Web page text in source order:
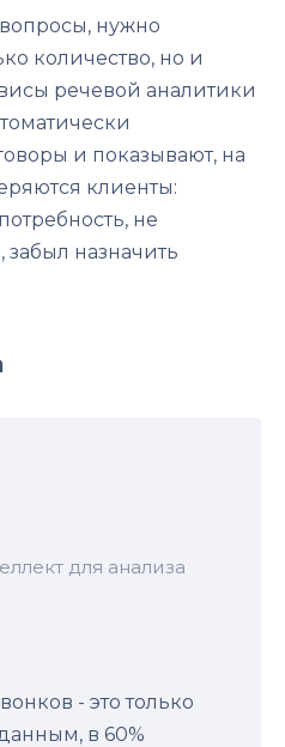
нужно
количество, но и
речевой аналитики
и показывают, на
клиенты:
не
забыл назначить
для анализа
- это только
в 60%